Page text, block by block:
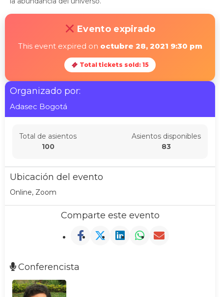
Evento expirado
This event expired on octubre 28, 2021 9:30 pm
Total tickets sold: 15
Organizado por:
Adasec Bogotá
Total de asientos
100
Asientos disponibles
83
Ubicación del evento
Online, Zoom
Comparte este evento
Conferencista